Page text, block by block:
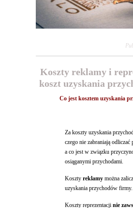
Koszty reklamy i
koszt uzyskania
Co jest kosztem uzyskania
Za koszty uzyskania
czego nie zabraniają
a co jest w związku
osiąganymi przychodami.
Koszty reklamy można
uzyskania przychodów firmy.
Koszty reprezentacji nie